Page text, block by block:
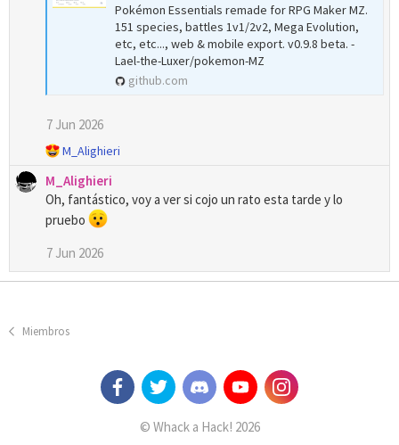
Pokémon Essentials remade for RPG Maker MZ.
151 species, battles 1v1/2v2, Mega Evolution,
etc, etc..., web & mobile export. v0.9.8 beta. -
Lael-the-Luxer/pokemon-MZ
github.com
7 Jun 2026
R
a
c
c
o
e
M_Alighieri
M_Alighieri
Oh, fantástico, voy a ver si cojo un rato esta tarde y lo
pruebo
7 Jun 2026
Miembros
© Whack a Hack! 2026